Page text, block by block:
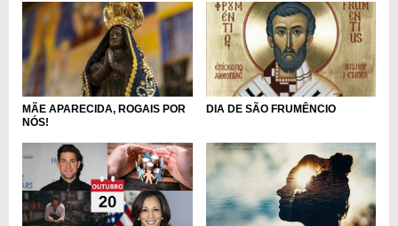
MÃE APARECIDA, ROGAIS POR
NÓS!
DIA DE SÃO FRUMÊNCIO